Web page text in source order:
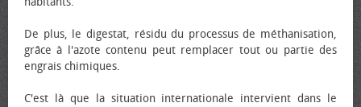
De plus, le digestat, résidu du processus de méthanisation,
grâce à l'azote contenu peut remplacer tout ou partie des
engrais chimiques.
C'est là que la situation internationale intervient dans le